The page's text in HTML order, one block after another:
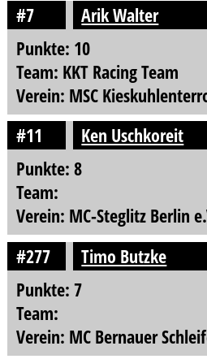
#7
Arik Walter
Punkte: 10
Team: KKT Racing Team
Verein: MSC
#11
Ken Uschkoreit
Punkte: 8
Team:
Verein: MC-Steglitz Berlin
#277
Timo Butzke
Punkte: 7
Team:
Verein: MC Bernauer